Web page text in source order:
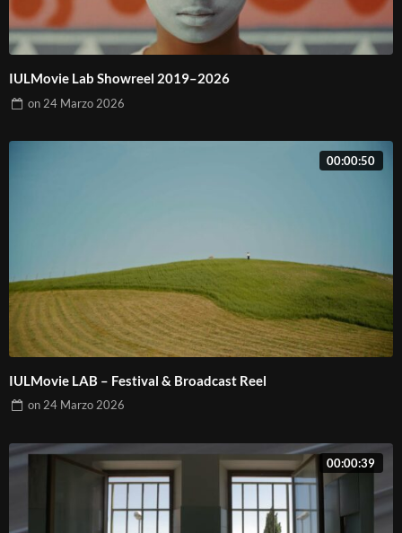
IULMovie Lab Showreel 2019–2026
on 24 Marzo 2026
00:00:50
IULMovie LAB – Festival & Broadcast Reel
on24 Marzo 2026
00:00:39